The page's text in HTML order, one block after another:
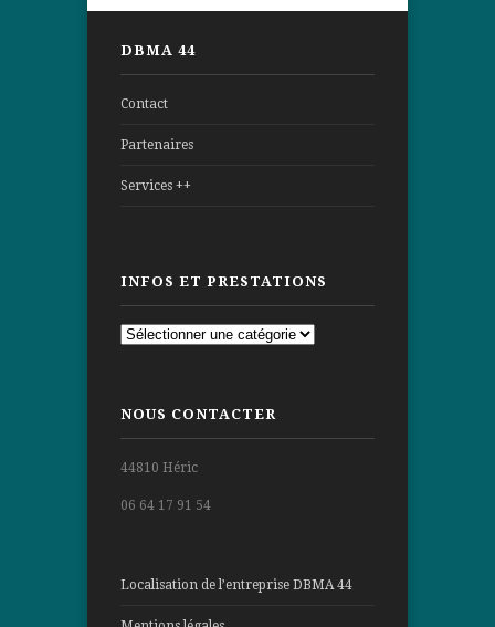
DBMA 44
Contact
Partenaires
Services ++
INFOS ET PRESTATIONS
Infos
NOUS CONTACTER
44810 Héric
06 64 17 91 54
Localisation de l’entreprise DBMA 44